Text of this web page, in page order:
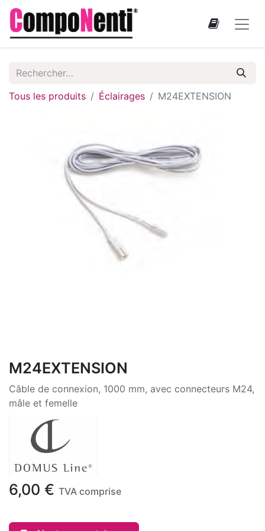
Tous les produits Éclairages M24EXTENSION
M24EXTENSION
Câble de connexion, 1000 mm, avec connecteurs M24,
mâle et femelle
6,00 € TVA comprise